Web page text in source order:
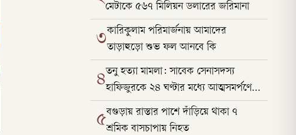
মেটাকে ৫৬৭ মিলিয়ন ডলারের জরিমানা
৩কারিকুলাম পরিমার্জনায় আমাদের
তাড়াহুড়ো শুভ ফল আনবে কি
৪তনু হত্যা মামলা: সাবেক সেনাসদস্য
হাফিজুরকে ২৪ ঘণ্টার মধ্যে আত্মসমর্পণের
নির্দেশ
৫বগুড়ায় রাস্তার পাশে দাঁড়িয়ে থাকা ৭
শ্রমিক বাসচাপায় নিহত